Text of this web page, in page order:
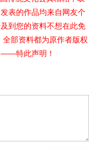
表的作品均来自网友个
到您的资料不想在此免
部资料都为原作者版权
——特此声明！